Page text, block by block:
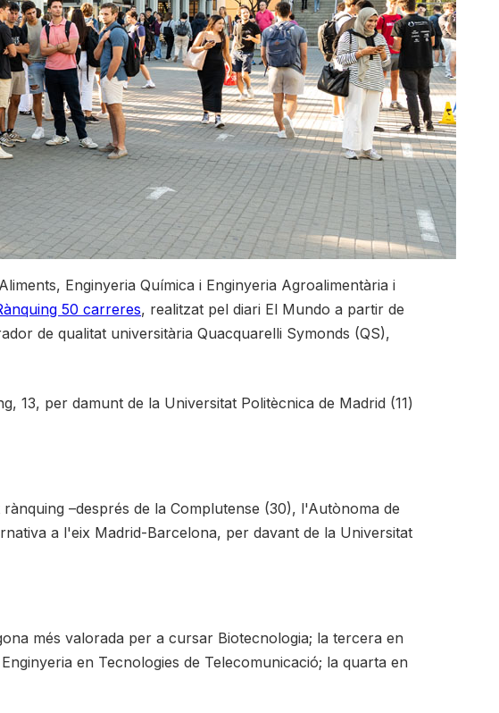
Enginyeria Química i Enginyeria Agroalimentària i
50 carreres, realitzat pel diari El Mundo a partir de
de qualitat universitària Quacquarelli Symonds (QS),
13, per damunt de la Universitat Politècnica de Madrid (11)
–després de la Complutense (30), l'Autònoma de
a l'eix Madrid-Barcelona, per davant de la Universitat
més valorada per a cursar Biotecnologia; la tercera en
en Tecnologies de Telecomunicació; la quarta en